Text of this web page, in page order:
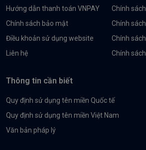
Hướng dẫn thanh toán VNPAY
Chính sách bảo mật
Điều khoản sử dụng website
Liên hệ
Chính
Chính
Chính
Chính
Thông tin cần biết
Quy định sử dụng tên miền Quốc tế
Quy định sử dụng tên miền Việt Nam
Văn bản pháp lý